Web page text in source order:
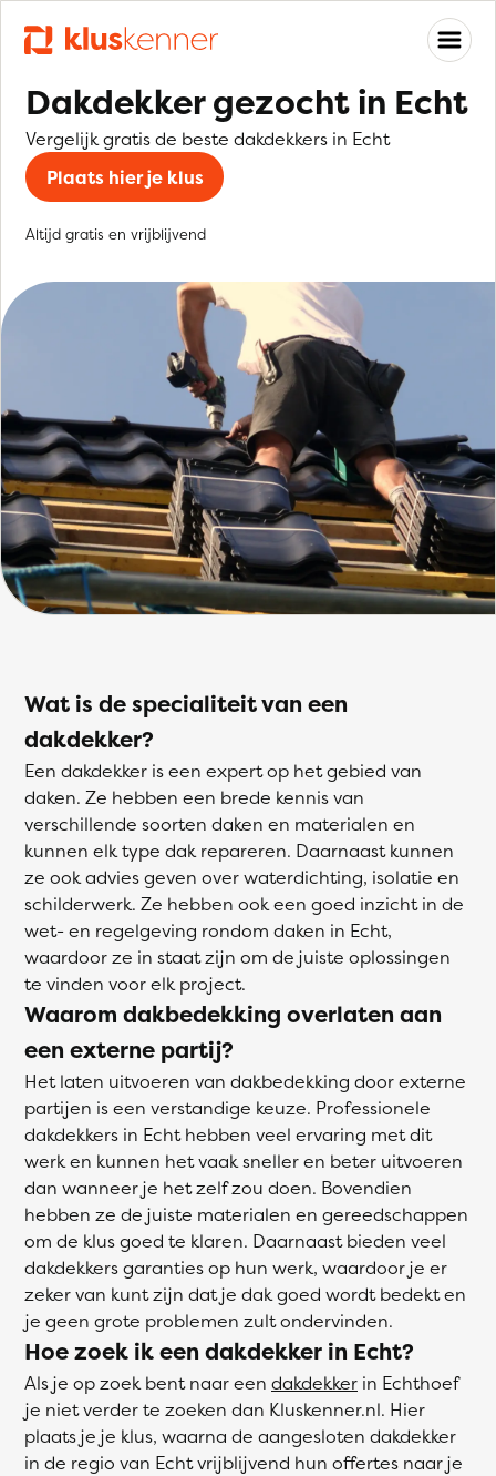
Dakdekker gezocht in Echt
Vergelijk gratis de beste dakdekkers in Echt
Plaats hier je klus
Altijd gratis en vrijblijvend
Wat is de specialiteit van een
dakdekker?
Een dakdekker is een expert op het gebied van
daken. Ze hebben een brede kennis van
verschillende soorten daken en materialen en
kunnen elk type dak repareren. Daarnaast kunnen
ze ook advies geven over waterdichting, isolatie en
schilderwerk. Ze hebben ook een goed inzicht in de
wet- en regelgeving rondom daken in Echt,
waardoor ze in staat zijn om de juiste oplossingen
te vinden voor elk project.
Waarom dakbedekking overlaten aan
een externe partij?
Het laten uitvoeren van dakbedekking door externe
partijen is een verstandige keuze. Professionele
dakdekkers in Echt hebben veel ervaring met dit
werk en kunnen het vaak sneller en beter uitvoeren
dan wanneer je het zelf zou doen. Bovendien
hebben ze de juiste materialen en gereedschappen
om de klus goed te klaren. Daarnaast bieden veel
dakdekkers garanties op hun werk, waardoor je er
zeker van kunt zijn dat je dak goed wordt bedekt en
je geen grote problemen zult ondervinden.
Hoe zoek ik een dakdekker in Echt?
Als je op zoek bent naar een dakdekker in Echthoef
je niet verder te zoeken dan Kluskenner.nl. Hier
plaats je je klus, waarna de aangesloten dakdekker
in de regio van Echt vrijblijvend hun offertes naar je